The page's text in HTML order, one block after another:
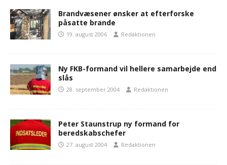
Brandvæsener ønsker at efterforske
påsatte brande
19. august 2006 Redaktionen
Ny FKB-formand vil hellere samarbejde end
slås
28. september 2004 Redaktionen
Peter Staunstrup ny formand for
beredskabschefer
27. august 2004 Redaktionen